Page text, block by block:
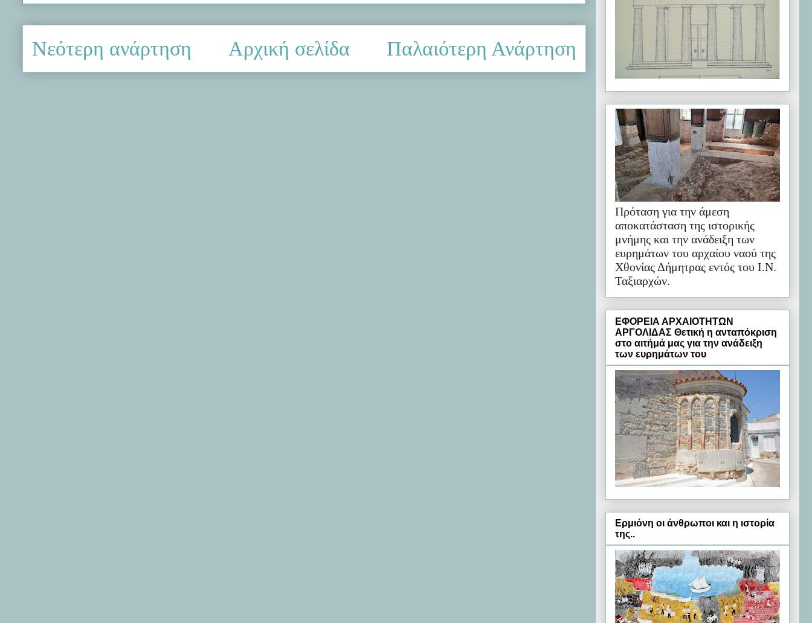
Νεότερη ανάρτηση Παλαιότερη Ανάρτηση
Αρχική σελίδα
Πρόταση για την άμεση
αποκατάσταση της ιστορικής
μνήμης και την ανάδειξη των
ευρημάτων του αρχαίου ναού της
Χθονίας Δήμητρας εντός του Ι.Ν.
Ταξιαρχών.
ΕΦΟΡΕΙΑ ΑΡΧΑΙΟΤΗΤΩΝ
ΑΡΓΟΛΙΔΑΣ Θετική η ανταπόκριση
στο αιτήμά μας για την ανάδειξη
των ευρημάτων του
Ερμιόνη oι άνθρωποι και η ιστορία
της..